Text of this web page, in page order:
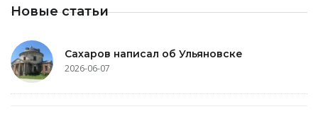
Новые статьи
Сахаров написал об Ульяновске
2026-06-07